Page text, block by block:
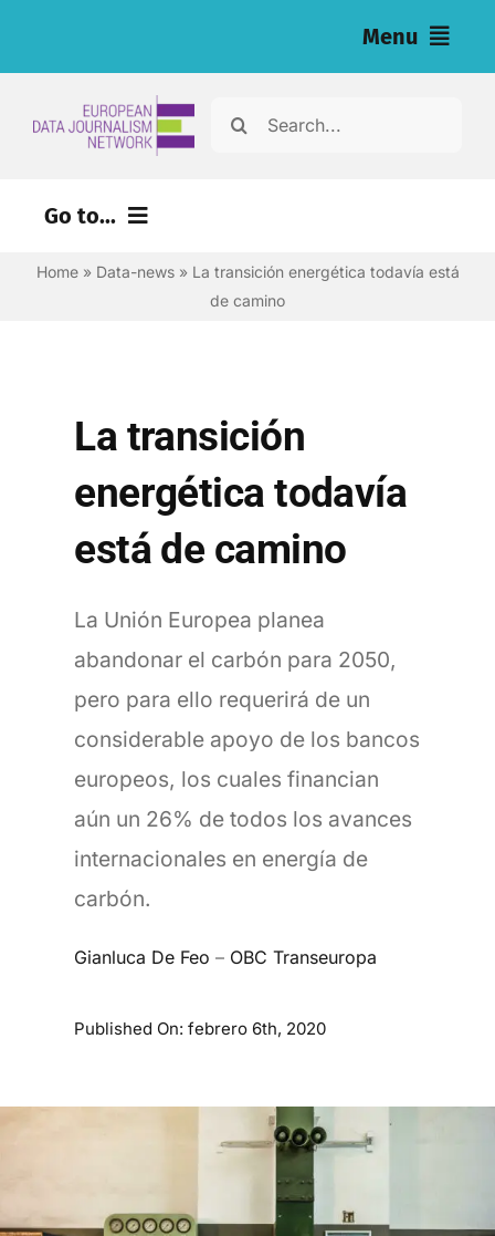
Menu
Search
Go to...
Home» Data-news» La transición energética todavía está
de camino
La transición
energética todavía
está de camino
La Unión Europea planea
abandonar el carbón para 2050,
pero para ello requerirá de un
considerable apoyo de los bancos
europeos, los cuales financian
aún un 26% de todos los avances
internacionales en energía de
carbón.
Gianluca De Feo – OBC Transeuropa
Published On: febrero 6th, 2020